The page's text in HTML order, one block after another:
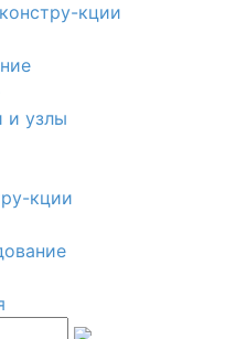
кции
и узлы
кции